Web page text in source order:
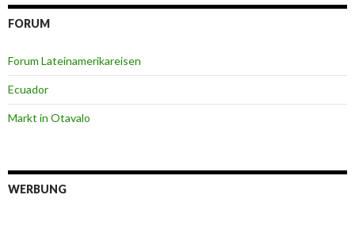
FORUM
Forum Lateinamerikareisen
Ecuador
Markt in Otavalo
WERBUNG